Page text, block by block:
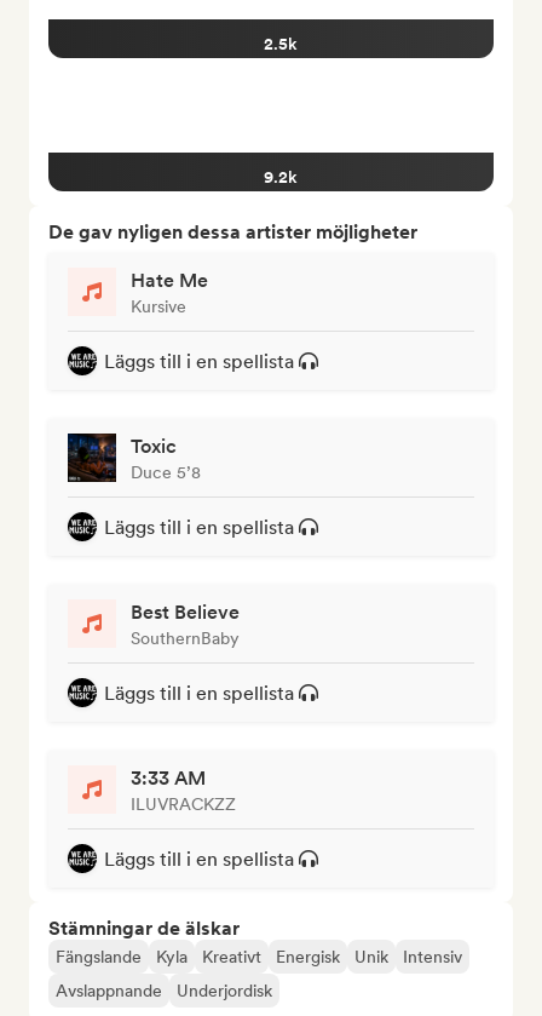
2.5k
9.2k
De gav nyligen dessa artister möjligheter
Hate Me
Kursive
Läggs till i en spellista
Toxic
Duce 5’8
Läggs till i en spellista
Best Believe
SouthernBaby
Läggs till i en spellista
3:33 AM
ILUVRACKZZ
Läggs till i en spellista
Stämningar de älskar
Fängslande Kyla Kreativt Energisk Unik
Intensiv
Avslappnande
Underjordisk